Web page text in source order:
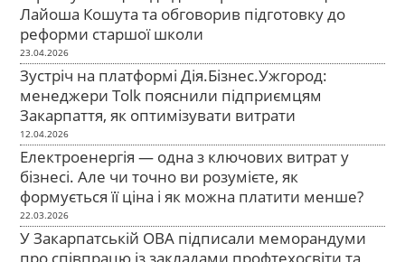
Лайоша Кошута та обговорив підготовку до
реформи старшої школи
23.04.2026
Зустріч на платформі Дія.Бізнес.Ужгород:
менеджери Tolk пояснили підприємцям
Закарпаття, як оптимізувати витрати
12.04.2026
Електроенергія — одна з ключових витрат у
бізнесі. Але чи точно ви розумієте, як
формується її ціна і як можна платити менше?
22.03.2026
У Закарпатській ОВА підписали меморандуми
про співпрацю із закладами профтехосвіти та